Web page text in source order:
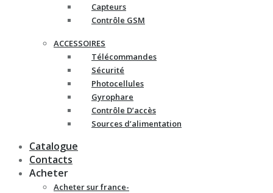
Capteurs
Contrôle GSM
ACCESSOIRES
Télécommandes
Sécurité
Photocellules
Gyrophare
Contrôle D’accès
Sources d’alimentation
Catalogue
Contacts
Acheter
Acheter sur france-